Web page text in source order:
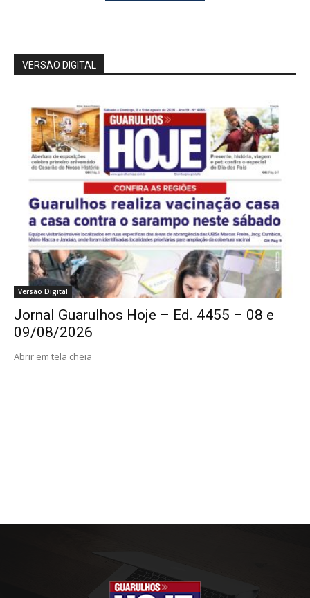
VERSÃO DIGITAL
Versão Digital
Jornal Guarulhos Hoje – Ed. 4455 – 08 e
09/08/2026
Abrir em tela cheia